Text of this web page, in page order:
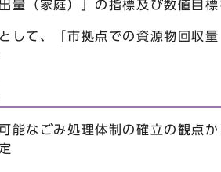
量（家庭）」の指標及び数値目標
して、「市拠点での資源物回収
能なごみ処理体制の確立の観点